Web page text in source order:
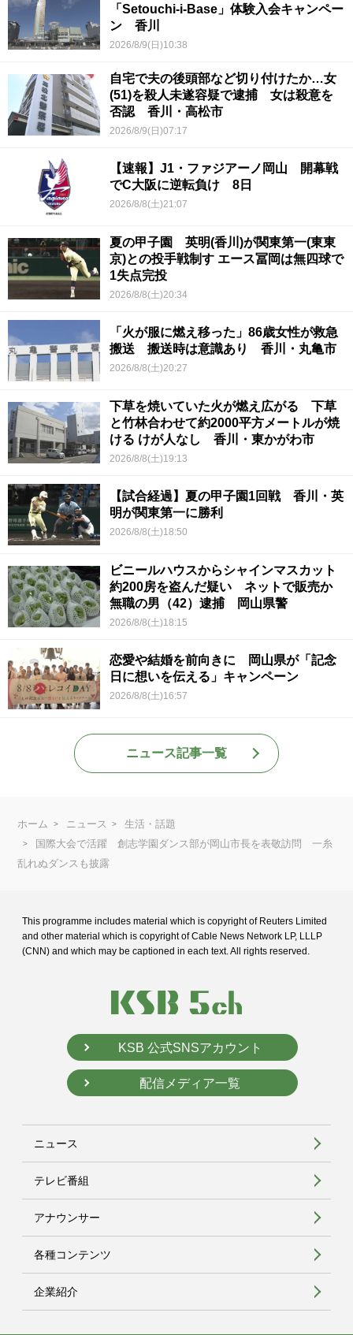
「Setouchi-i-Base」体験入会キャンペー
ン 香川
2026/8/9(日)10:38
自宅で夫の後頭部など切り付けたか…女
(51)を殺人未遂容疑で逮捕 女は殺意を
否認 香川・高松市
2026/8/9(日)07:17
【速報】J1・ファジアーノ岡山 開幕戦
でC大阪に逆転負け 8日
2026/8/8(土)21:07
夏の甲子園 英明(香川)が関東第一(東東
京)との投手戦制す エース冨岡は無四球で
1失点完投
2026/8/8(土)20:34
「火が服に燃え移った」86歳女性が救急
搬送 搬送時は意識あり 香川・丸亀市
2026/8/8(土)20:27
下草を焼いていた火が燃え広がる 下草
と竹林合わせて約2000平方メートルが焼
ける けが人なし 香川・東かがわ市
2026/8/8(土)19:13
【試合経過】夏の甲子園1回戦 香川・英
明が関東第一に勝利
2026/8/8(土)18:50
ビニールハウスからシャインマスカット
約200房を盗んだ疑い ネットで販売か
無職の男（42）逮捕 岡山県警
2026/8/8(土)18:15
恋愛や結婚を前向きに 岡山県が「記念
日に想いを伝える」キャンペーン
2026/8/8(土)16:57
ニュース記事一覧
ホーム ニュース
生活・話題
国際大会で活躍 創志学園ダンス部が岡山市長を表敬訪問 一糸
乱れぬダンスも披露
This programme includes material which is copyright of Reuters Limited
and other material which is copyright of Cable News Network LP, LLLP
(CNN) and which may be captioned in each text. All rights reserved.
KSB 公式SNSアカウント
配信メディア一覧
ニュース
テレビ番組
アナウンサー
各種コンテンツ
企業紹介